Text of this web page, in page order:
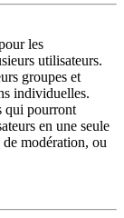
les
utilisateurs.
groupes et
individuelles.
qui pourront
en une seule
modération, ou